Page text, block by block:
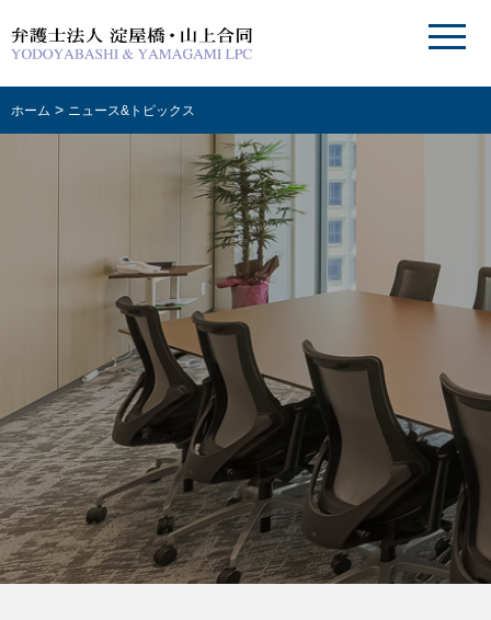
ホーム > ニュース&トピックス